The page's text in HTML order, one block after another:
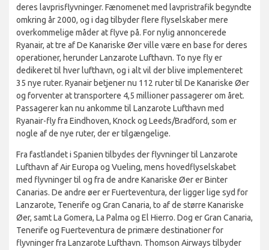
deres lavprisflyvninger. Fænomenet med lavpristrafik begyndte
omkring år 2000, og i dag tilbyder flere flyselskaber mere
overkommelige måder at flyve på. For nylig annoncerede
Ryanair, at tre af De Kanariske Øer ville være en base for deres
operationer, herunder Lanzarote Lufthavn. To nye fly er
dedikeret til hver lufthavn, og i alt vil der blive implementeret
35 nye ruter. Ryanair betjener nu 112 ruter til De Kanariske Øer
og forventer at transportere 4,5 millioner passagerer om året.
Passagerer kan nu ankomme til Lanzarote Lufthavn med
Ryanair-fly fra Eindhoven, Knock og Leeds/Bradford, som er
nogle af de nye ruter, der er tilgængelige.
Fra fastlandet i Spanien tilbydes der flyvninger til Lanzarote
Lufthavn af Air Europa og Vueling, mens hovedflyselskabet
med flyvninger til og fra de andre Kanariske Øer er Binter
Canarias. De andre øer er Fuerteventura, der ligger lige syd for
Lanzarote, Tenerife og Gran Canaria, to af de større Kanariske
Øer, samt La Gomera, La Palma og El Hierro. Dog er Gran Canaria,
Tenerife og Fuerteventura de primære destinationer for
flyvninger fra Lanzarote Lufthavn. Thomson Airways tilbyder